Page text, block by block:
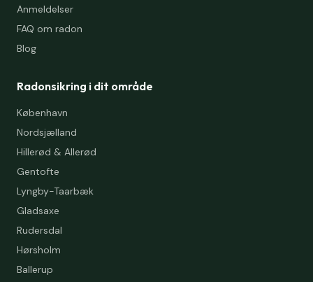
Anmeldelser
FAQ om radon
Blog
Radonsikring i dit område
København
Nordsjælland
Hillerød & Allerød
Gentofte
Lyngby-Taarbæk
Gladsaxe
Rudersdal
Hørsholm
Ballerup